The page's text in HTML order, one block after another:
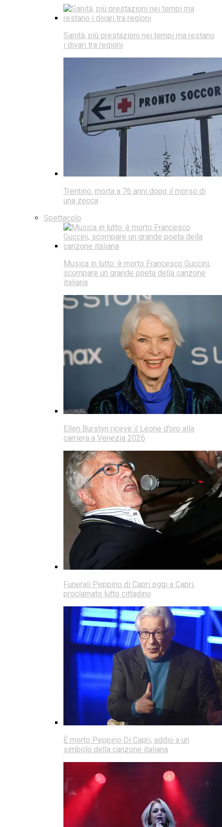
Sanità, più prestazioni nei tempi ma restano
i divari tra regioni
Trentino, morta a 76 anni dopo il morso di
una zecca
Spettacolo
Musica in lutto: è morto Francesco Guccini,
scompare un grande poeta della canzone
italiana
Ellen Burstyn riceve il Leone d’oro alla
carriera a Venezia 2026
Funerali Peppino di Capri oggi a Capri,
proclamato lutto cittadino
È morto Peppino Di Capri, addio a un
simbolo della canzone italiana